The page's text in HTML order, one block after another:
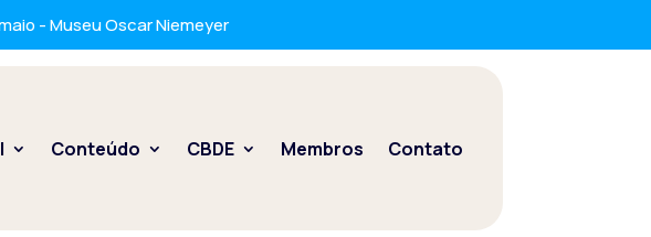
- Museu Oscar Niemeyer
Conteúdo CBDE Membros Contato